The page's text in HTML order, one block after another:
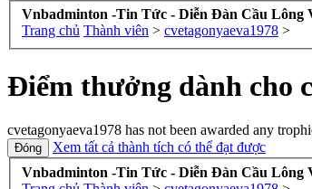
Vnbadminton -Tin Tức - Diễn Đàn Cầu Lông
Trang chủ Thành viên > cvetagonyaeva1978 >
Điểm thưởng dành cho
cvetagonyaeva1978 has not been awarded any
Xem tất cả thành tích có thể đạt được
Vnbadminton -Tin Tức - Diễn Đàn Cầu Lông